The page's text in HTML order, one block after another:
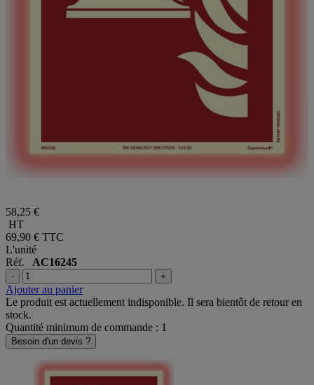
58,25 €
HT
69,90 € TTC
L'unité
Réf. AC16245
- +
Ajouter au panier
Le produit est actuellement indisponible. Il sera bientôt de retour en
stock.
Quantité minimum de commande : 1
Besoin d'un devis ?